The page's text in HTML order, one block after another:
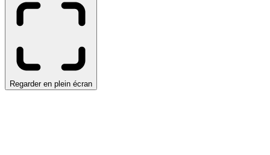
Regarder en plein écran